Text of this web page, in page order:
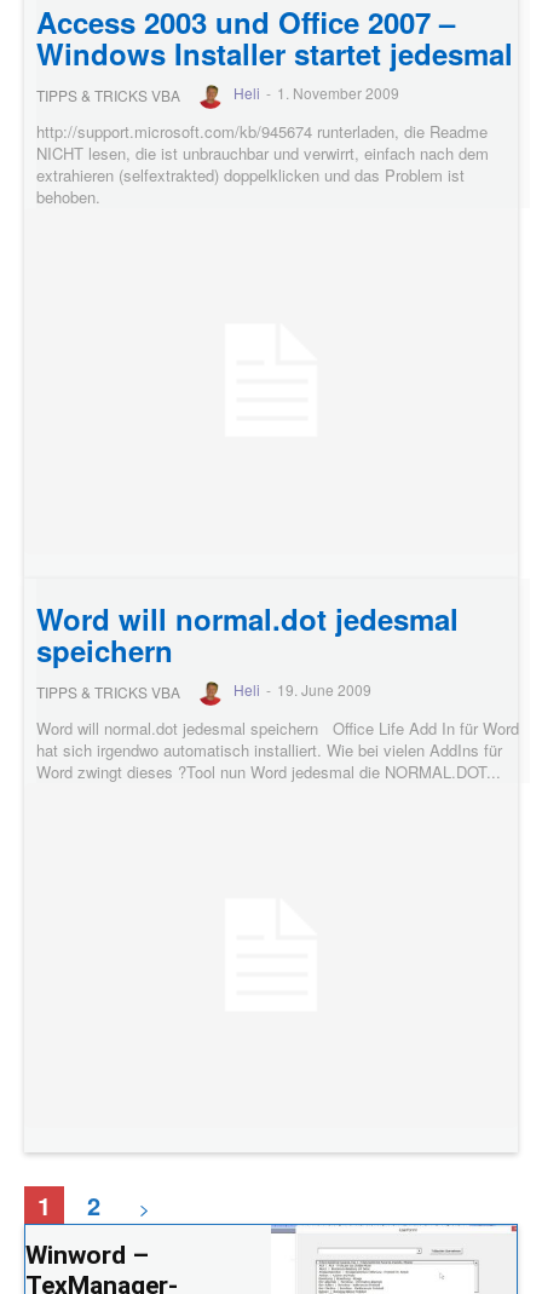
Access 2003 und Office 2007 –
Windows Installer startet jedesmal
TIPPS & TRICKS VBA Heli - 1. November 2009
http://support.microsoft.com/kb/945674 runterladen, die Readme
NICHT lesen, die ist unbrauchbar und verwirrt, einfach nach dem
extrahieren (selfextrakted) doppelklicken und das Problem ist
behoben.
Word will normal.dot jedesmal
speichern
TIPPS & TRICKS VBA Heli - 19. June 2009
Word will normal.dot jedesmal speichern Office Life Add In für Word
hat sich irgendwo automatisch installiert. Wie bei vielen AddIns für
Word zwingt dieses ?Tool nun Word jedesmal die NORMAL.DOT...
1 2
Winword –
TexManager-